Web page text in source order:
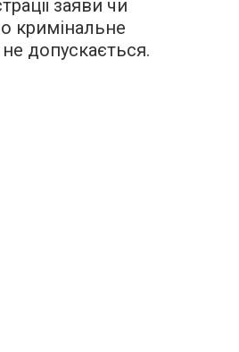
заяви чи
кримінальне
допускається.